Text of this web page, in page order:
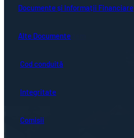
Guvernanță corporativă
Bistrița turistică
Evenimente locale
Hartă oraș
Ședințe online
Documente ședință
Hotărârile Consiliului Local
Concursuri
Proceduri de sistem
Cod conduită
Integritate
Comisii
Documente și Informații Financiare
Alte Documente